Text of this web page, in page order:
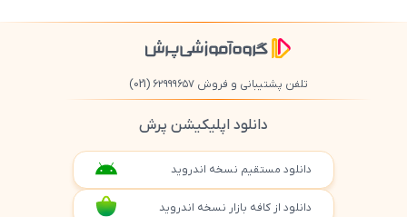
تلفن پشتیبانی و فروش ۶۲۹۹۹۶۵۷ (021)
دانلود اپلیکیشن پرش
دانلود مستقیم نسخه اندروید
دانلود از کافه بازار نسخه اندروید